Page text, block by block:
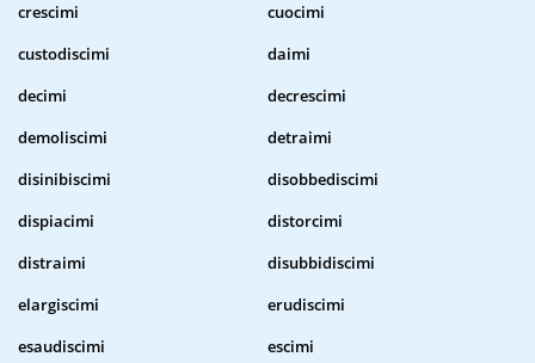
crescimi
cuocimi
custodiscimi
daimi
decimi
decrescimi
demoliscimi
detraimi
disinibiscimi
disobbediscimi
dispiacimi
distorcimi
distraimi
disubbidiscimi
elargiscimi
erudiscimi
esaudiscimi
escimi